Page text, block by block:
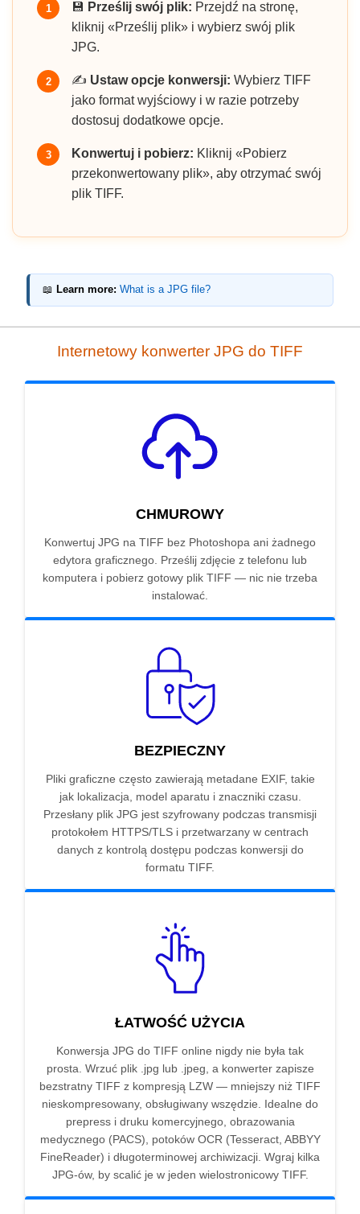
1 💾 Prześlij swój plik: Przejdź na stronę,
kliknij «Prześlij plik» i wybierz swój plik
JPG.
2 ✍️ Ustaw opcje konwersji: Wybierz TIFF
jako format wyjściowy i w razie potrzeby
dostosuj dodatkowe opcje.
3 Konwertuj i pobierz: Kliknij «Pobierz
przekonwertowany plik», aby otrzymać swój
plik TIFF.
📖 Learn more: What is a JPG file?
Internetowy konwerter JPG do TIFF
CHMUROWY
Konwertuj JPG na TIFF bez Photoshopa ani żadnego
edytora graficznego. Prześlij zdjęcie z telefonu lub
komputera i pobierz gotowy plik TIFF — nic nie trzeba
instalować.
BEZPIECZNY
Pliki graficzne często zawierają metadane EXIF, takie
jak lokalizacja, model aparatu i znaczniki czasu.
Przesłany plik JPG jest szyfrowany podczas transmisji
protokołem HTTPS/TLS i przetwarzany w centrach
danych z kontrolą dostępu podczas konwersji do
formatu TIFF.
ŁATWOŚĆ UŻYCIA
Konwersja JPG do TIFF online nigdy nie była tak
prosta. Wrzuć plik .jpg lub .jpeg, a konwerter zapisze
bezstratny TIFF z kompresją LZW — mniejszy niż TIFF
nieskompresowany, obsługiwany wszędzie. Idealne do
prepress i druku komercyjnego, obrazowania
medycznego (PACS), potoków OCR (Tesseract, ABBYY
FineReader) i długoterminowej archiwizacji. Wgraj kilka
JPG-ów, by scalić je w jeden wielostronicowy TIFF.